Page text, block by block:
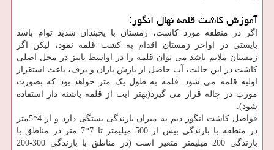
آموزش کاشت قلمه نهال انگور:
اگر در منطقه مورد کاشت، زمستان با یخبندان شدید توام باشد
بایستی در اواخر زمستان اقدام به کشت قلمه نمود، لیکن اگر
زمستان ملایم باشد می توان قلمه را در اواسط پاییز در محل اصلی
کاشت در این حالت، آب حاصل از بارش باران و برف، باعث استقرار
اولیه قلمه می شود. قلمه به طول یک متر خواهد بود که بصورت
مورب در چاله قرار می گیرد(بهتر ایت از قلمه پاشنه دار استفاده
شود).
فواصل کاشت انگور دیم به میزان بارندگی بستگی دارد و از 4*5متر
در منطقه با بارندگی بیش از 500 میلیمتر تا 7*7 متر در مناطق با
بارندگی 200 میلیمتر متغیر است (در مناطق با بارندگی 300-200